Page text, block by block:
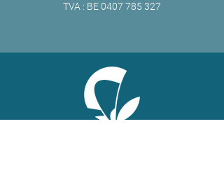
TVA : BE0407 785 327